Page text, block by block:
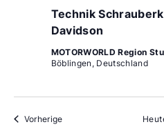
Technik
Davidson
MOTORWORLD Region
Böblingen, Deutschland
VorherigeVeranstaltungen